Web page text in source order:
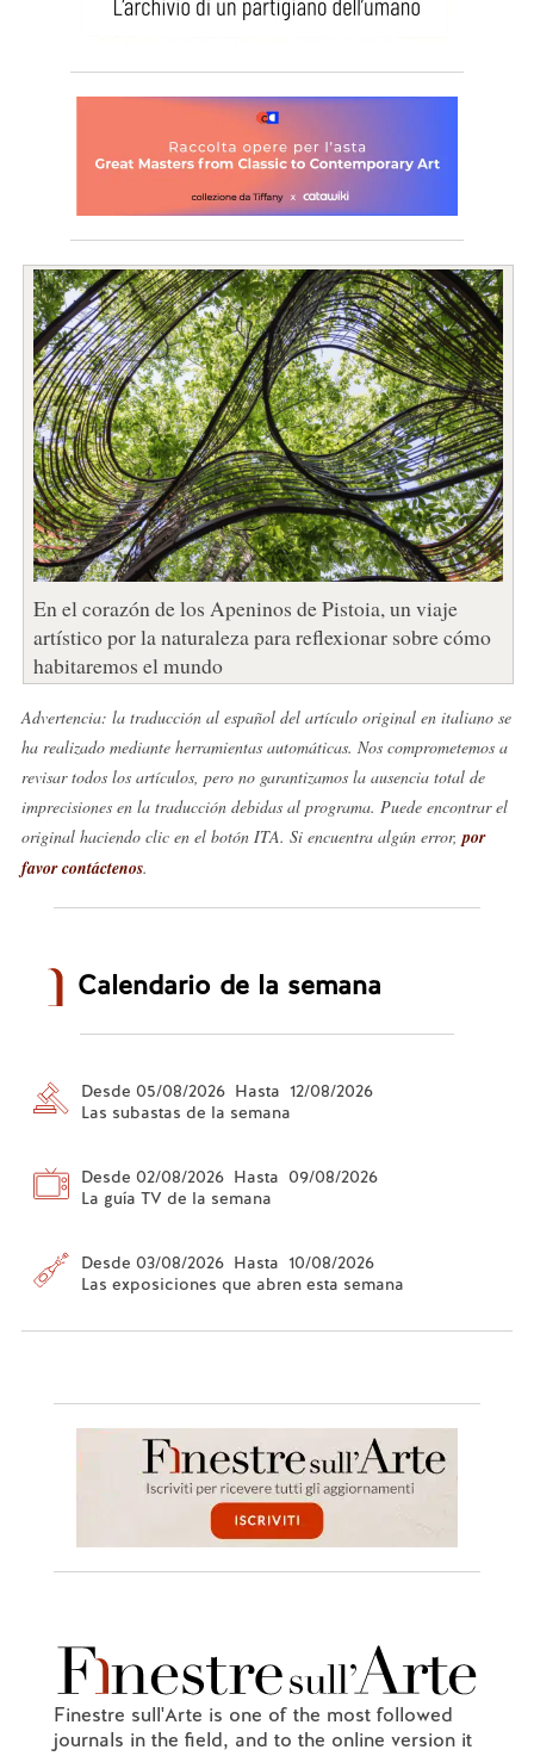
En el corazón de los Apeninos de Pistoia, un viaje
artístico por la naturaleza para reflexionar sobre cómo
habitaremos el mundo
Advertencia: la traducción al español del artículo original en italiano se
ha realizado mediante herramientas automáticas. Nos comprometemos a
revisar todos los artículos, pero no garantizamos la ausencia total de
imprecisiones en la traducción debidas al programa. Puede encontrar el
original haciendo clic en el botón ITA. Si encuentra algún error, por
favor contáctenos.
Calendario de la semana
Desde 05/08/2026 Hasta 12/08/2026
Las subastas de la semana
Desde 02/08/2026 Hasta 09/08/2026
La guía TV de la semana
Desde 03/08/2026 Hasta 10/08/2026
Las exposiciones que abren esta semana
Finestre sull'Arte is one of the most followed
journals in the field, and to the online version it